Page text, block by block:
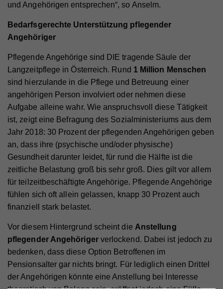
und Angehörigen entsprechen“, so Anselm.
Bedarfsgerechte Unterstützung pflegender
Angehöriger
Pflegende Angehörige sind DIE tragende Säule der
Langzeitpflege in Österreich. Rund 1 Million Menschen
sind hierzulande in die Pflege und Betreuung einer
angehörigen Person involviert oder nehmen diese
Aufgabe alleine wahr. Wie anspruchsvoll diese Tätigkeit
ist, zeigt eine Befragung des Sozialministeriums aus dem
Jahr 2018: 30 Prozent der pflegenden Angehörigen geben
an, dass ihre (psychische und/oder physische)
Gesundheit darunter leidet, für rund die Hälfte ist die
zeitliche Belastung groß bis sehr groß. Dies gilt vor allem
für teilzeitbeschäftigte Angehörige. Pflegende Angehörige
fühlen sich oft allein gelassen, knapp 30 Prozent auch
finanziell stark belastet.
Vor diesem Hintergrund scheint die Anstellung
pflegender Angehörigerverlockend. Dabei ist jedoch zu
bedenken, dass diese Option Betroffenen im
Pensionsalter gar nichts bringt. Für lediglich einen Drittel
der Angehörigen könnte eine Anstellung bei Interesse